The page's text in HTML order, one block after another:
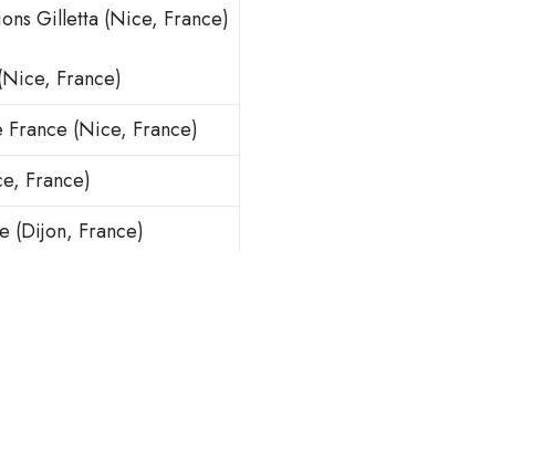
Gilletta (Nice, France)
France)
(Nice, France)
France)
(Dijon, France)